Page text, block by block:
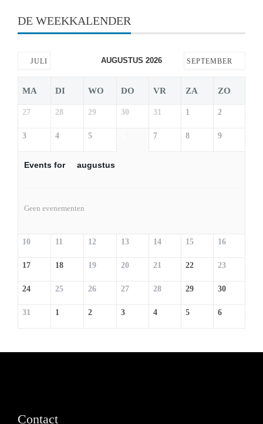
DE WEEKKALENDER
JULI AUGUSTUS 2026 SEPTEMBER
MA DI WO DO VR ZA ZO
27 28 29 30 31 1 2
3 4 5 7 8 9
Events for augustus
Geen evenementen
10 11 12 13 14 15 16
17 18 19 20 21 22 23
24 25 26 27 28 29 30
31 1 2 3 4 5 6
Contact